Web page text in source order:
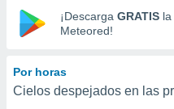
y
digital
basada
¡Descarga GRATIS
Meteored!
Por horas
Cielos despejados en las